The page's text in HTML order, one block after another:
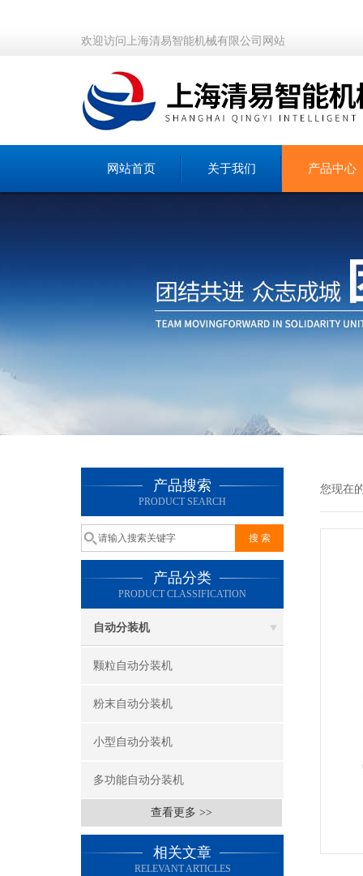
欢迎访问上海清易智能机械有限公司网站
网站首页 关于我们 产品中心
产品搜索
PRODUCT SEARCH
产品分类
PRODUCT CLASSIFICATION
自动分装机
颗粒自动分装机
粉末自动分装机
小型自动分装机
多功能自动分装机
查看更多 >>
相关文章
RELEVANT ARTICLES
您现在